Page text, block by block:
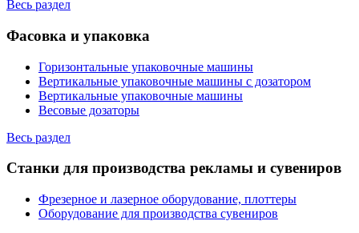
Весь раздел
Фасовка и упаковка
Горизонтальные упаковочные машины
Вертикальные упаковочные машины с дозатором
Вертикальные упаковочные машины
Весовые дозаторы
Весь раздел
Станки для производства рекламы и сувениров
Фрезерное и лазерное оборудование, плоттеры
Оборудование для производства сувениров